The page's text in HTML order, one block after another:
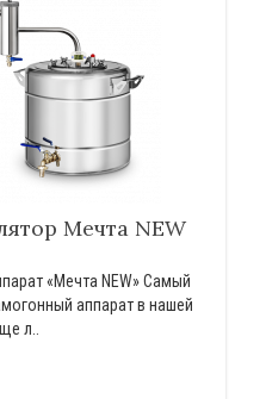
Мечта NEW
«Мечта NEW» Самый
аппарат в нашей
л..